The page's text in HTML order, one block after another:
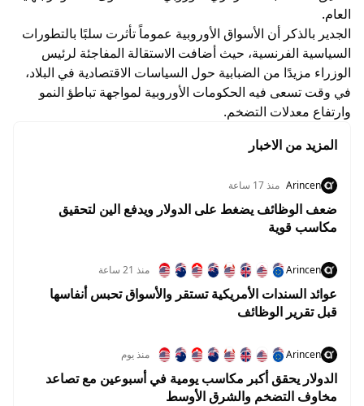
العام.
الجدير بالذكر أن الأسواق الأوروبية عموماً تأثرت سلبًا بالتطورات
السياسية الفرنسية، حيث أضافت الاستقالة المفاجئة لرئيس
الوزراء مزيدًا من الضبابية حول السياسات الاقتصادية في البلاد،
في وقت تسعى فيه الحكومات الأوروبية لمواجهة تباطؤ النمو
وارتفاع معدلات التضخم.
المزيد من الاخبار
Arincen منذ 17 ساعة
ضعف الوظائف يضغط على الدولار ويدفع الين لتحقيق
مكاسب قوية
Arincen منذ 21 ساعة
عوائد السندات الأمريكية تستقر والأسواق تحبس أنفاسها
قبل تقرير الوظائف
Arincen منذ يوم
الدولار يحقق أكبر مكاسب يومية في أسبوعين مع تصاعد
مخاوف التضخم والشرق الأوسط